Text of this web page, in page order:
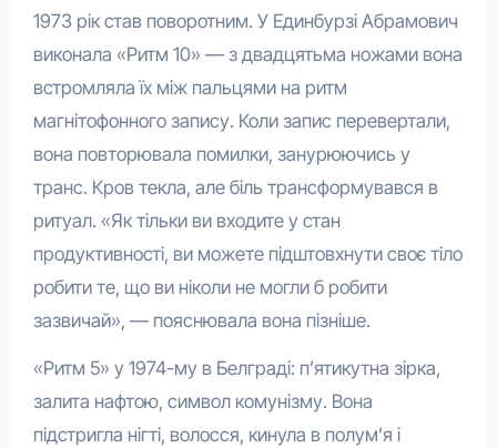
1973 рік став поворотним. У Единбурзі Абрамович
виконала «Ритм 10» — з двадцятьма ножами вона
встромляла їх між пальцями на ритм
магнітофонного запису. Коли запис перевертали,
вона повторювала помилки, занурюючись у
транс. Кров текла, але біль трансформувався в
ритуал. «Як тільки ви входите у стан
продуктивності, ви можете підштовхнути своє тіло
робити те, що ви ніколи не могли б робити
зазвичай», — пояснювала вона пізніше.
«Ритм 5» у 1974-му в Белграді: п’ятикутна зірка,
залита нафтою, символ комунізму. Вона
підстригла нігті, волосся, кинула в полум’я і